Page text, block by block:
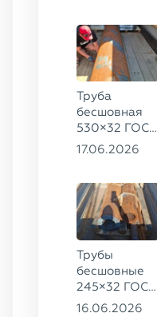
Труба
бесшовная
530×32 ГОСТ
8732-78, ст.
17.06.2026
Трубы
бесшовные
245×32 ГОСТ
8732-78, ст.
16.06.2026